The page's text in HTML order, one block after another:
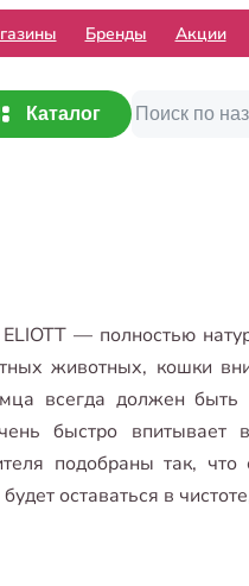
Бренды Акции
Каталог
— полностью
животных, кошки
всегда должен
быстро
подобраны так,
оставаться в